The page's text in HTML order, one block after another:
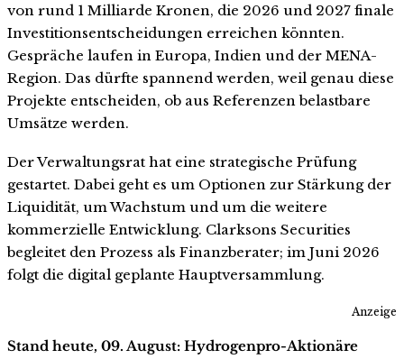
von rund 1 Milliarde Kronen, die 2026 und 2027 finale
Investitionsentscheidungen erreichen könnten.
Gespräche laufen in Europa, Indien und der MENA-
Region. Das dürfte spannend werden, weil genau diese
Projekte entscheiden, ob aus Referenzen belastbare
Umsätze werden.
Der Verwaltungsrat hat eine strategische Prüfung
gestartet. Dabei geht es um Optionen zur Stärkung der
Liquidität, um Wachstum und um die weitere
kommerzielle Entwicklung. Clarksons Securities
begleitet den Prozess als Finanzberater; im Juni 2026
folgt die digital geplante Hauptversammlung.
Anzeige
Stand heute, 09. August: Hydrogenpro-Aktionäre